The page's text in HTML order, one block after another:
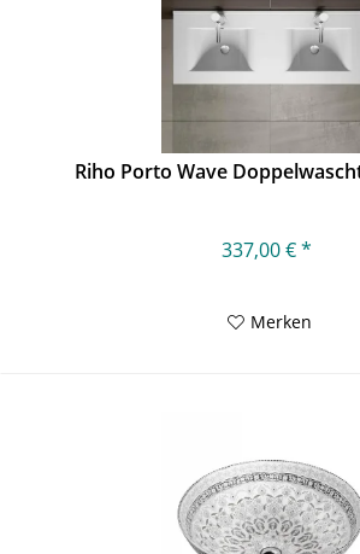
Riho Porto Wave
337,00 € *
Merken